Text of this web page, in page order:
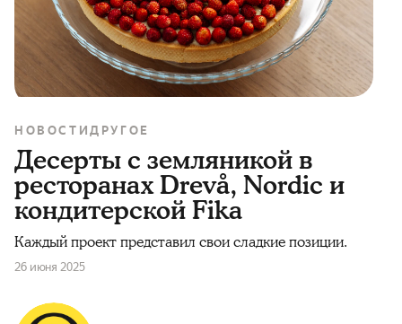
НОВОСТИДРУГОЕ
Десерты с земляникой в
ресторанах Drevå, Nordic и
кондитерской Fika
Каждый проект представил свои сладкие позиции.
26 июня 2025